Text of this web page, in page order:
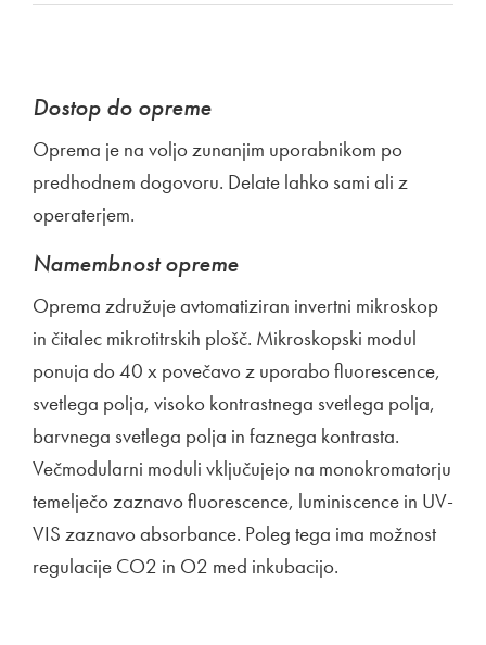
Dostop do opreme
Oprema je na voljo zunanjim uporabnikom po
predhodnem dogovoru. Delate lahko sami ali z
operaterjem.
Namembnost opreme
Oprema združuje avtomatiziran invertni mikroskop
in čitalec mikrotitrskih plošč. Mikroskopski modul
ponuja do 40 x povečavo z uporabo fluorescence,
svetlega polja, visoko kontrastnega svetlega polja,
barvnega svetlega polja in faznega kontrasta.
Večmodularni moduli vključujejo na monokromatorju
temelječo zaznavo fluorescence, luminiscence in UV-
VIS zaznavo absorbance. Poleg tega ima možnost
regulacije CO2 in O2 med inkubacijo.